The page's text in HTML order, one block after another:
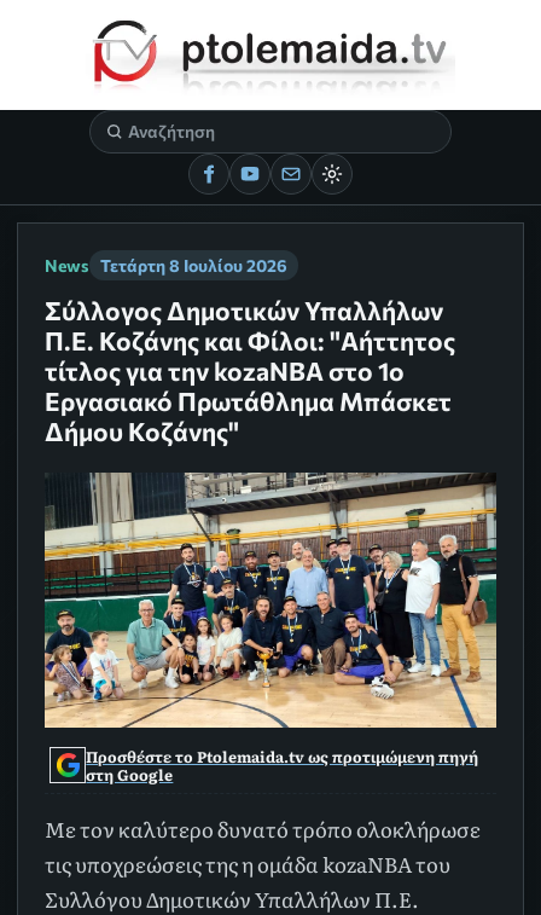
News Τετάρτη 8 Ιουλίου 2026
Σύλλογος Δημοτικών Υπαλλήλων
Π.Ε. Κοζάνης και Φίλοι: "Αήττητος
τίτλος για την kozaNBA στο 1ο
Εργασιακό Πρωτάθλημα Μπάσκετ
Δήμου Κοζάνης"
Προσθέστε το Ptolemaida.tv ως προτιμώμενη πηγή
στη Google
Με τον καλύτερο δυνατό τρόπο ολοκλήρωσε
τις υποχρεώσεις της η ομάδα kozaNBA του
Συλλόγου Δημοτικών Υπαλλήλων Π.Ε.